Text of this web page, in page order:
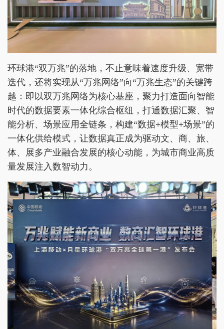
环球港“双万兆”的落地，不止意味着速度升级、宽带
迭代，还将实现从“万兆网络”向“万兆生态”的关键跨
越：即以双万兆网络为核心基座，聚力打造面向智能
时代的数据要素一体化综合枢纽，打通数据汇聚、智
能分析、场景应用全链条，构建“数据+模型+场景”的
一体化供给模式，让数据真正成为驱动文、商、旅、
体、展多产业融合发展的核心动能，为城市商业高质
量发展注入数智动力。